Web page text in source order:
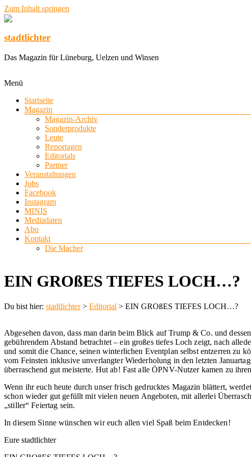
Zum Inhalt springen
stadtlichter
Das Magazin für Lüneburg, Uelzen und Winsen
Menü
Startseite
Magazin
Magazin-Archiv
Sonderprodukte
Leute
Reportagen
Editorials
Partner
Veranstaltungen
Jobs
Facebook
Instagram
MINIS
Mediadaten
Abo
Kontakt
Die Macher
EIN GROßES TIEFES LOCH…?
Du bist hier: stadtlichter> Editorial > EIN GROßES TIEFES LOCH…?
Abgesehen davon, dass man darin beim Blick auf Trump & Co. und
gebührendem Abstand betrachtet – ein großes tiefes Loch zeigt, nach
und somit die Chance, seinen winterlichen Eventplan selbst entzerren zu
vom Feinsten inklusive unverlangter Wiederholung in den letzten
überraschend gut meisterte. Hut ab! Fast alle ÖPNV-Nutzer kamen zu
Wenn ihr euch heute durch unser frisch gedrucktes Magazin blättert,
schon wieder gut gefüllt mit vielen neuen Angeboten, mit allerlei
„stiller“ Feiertag sein.
In diesem Sinne wünschen wir euch allen viel Spaß beim Entdecken!
Eure stadtlichter